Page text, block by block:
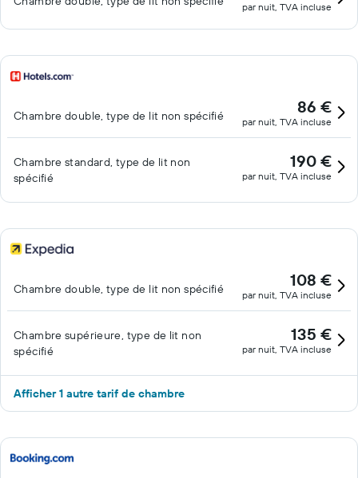
par nuit, TVA incluse
Chambre double, type de lit non spécifié 86 €
par nuit, TVA incluse
Chambre standard, type de lit non
spécifié
190 €
par nuit, TVA incluse
Chambre double, type de lit non spécifié 108 €
par nuit, TVA incluse
Chambre supérieure, type de lit non
spécifié
135 €
par nuit, TVA incluse
Afficher 1 autre tarif de chambre